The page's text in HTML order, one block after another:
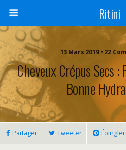
Ritini
13 Mars 2019 • 22
Cheveux Crépus Secs
Bonne
Partager Tweeter Épingler